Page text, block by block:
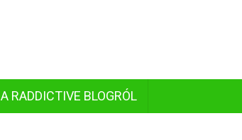
A RADDICTIVE BLOGRÓL